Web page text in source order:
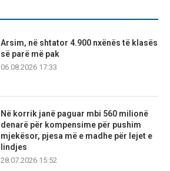
Arsim, në shtator 4.900 nxënës të klasës
së parë më pak
06.08.2026 17:33
Në korrik janë paguar mbi 560 milionë
denarë për kompensime për pushim
mjekësor, pjesa më e madhe për lejet e
lindjes
28.07.2026 15:52